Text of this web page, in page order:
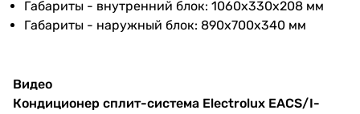
24 тыс. BTU
24 тыс. BTU
Уровень шума
нар. блока
54 дБ
Функции таймер 24 часа,ночной режим
Габариты - внутренний блок: 1060x330x208 мм
Габариты - наружный блок: 890x700x340 мм
Видео
Кондиционер сплит-система Electrolux EACS/I-